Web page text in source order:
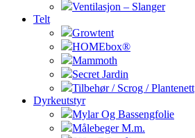
Ventilasjon – Slanger
Telt
Growtent
HOMEbox®
Mammoth
Secret Jardin
Tilbehør / Scrog / Plantenett
Dyrkeutstyr
Mylar Og Bassengfolie
Målebeger M.m.